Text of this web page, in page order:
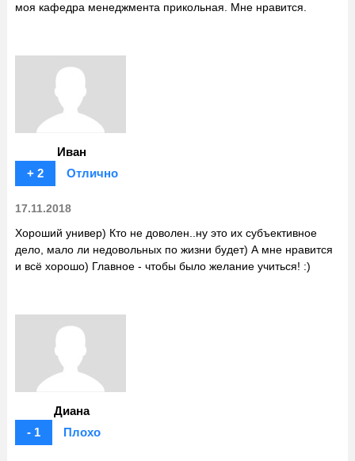
моя кафедра менеджмента прикольная. Мне нравится.
Иван
+ 2
Отлично
17.11.2018
Хороший универ) Кто не доволен..ну это их субъективное
дело, мало ли недовольных по жизни будет) А мне нравится
и всё хорошо) Главное - чтобы было желание учиться! :)
Диана
- 1
Плохо